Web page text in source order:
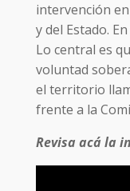
intervención
y del Estado.
Lo central es
voluntad
el territorio
frente a la
Revisa acá la